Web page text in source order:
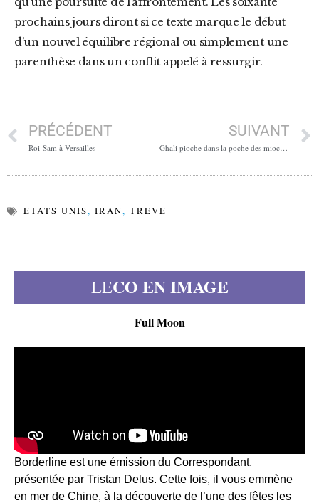
prochains jours diront si ce texte marque le début
d’un nouvel équilibre régional ou simplement une
parenthèse dans un conflit appelé à ressurgir.
PRÉCÉDENT
Roi-Sam à Versailles
SUIVANT
Ghali pioche dans la poche des mioches
ETATS UNIS, IRAN, TREVE
LECO EN IMAGE
Full Moon
Borderline est une émission du Correspondant,
présentée par Tristan Delus. Cette fois, il vous emmène
en mer de Chine, à la découverte de l’une des fêtes les